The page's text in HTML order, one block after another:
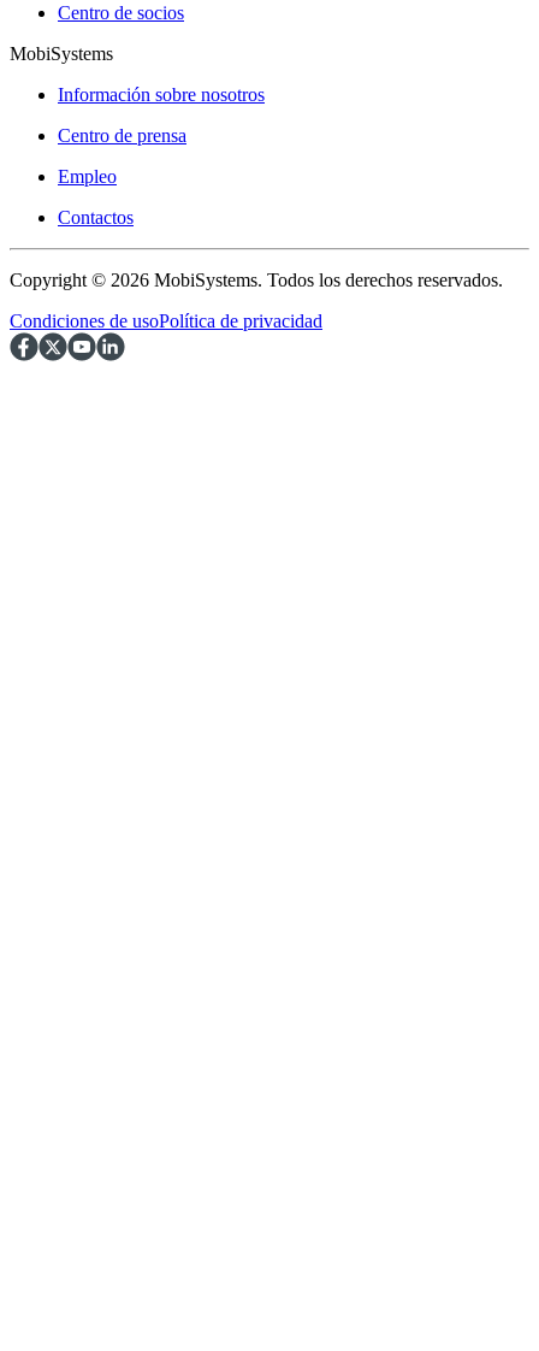
Centro de socios
MobiSystems
Información sobre nosotros
Centro de prensa
Empleo
Contactos
Copyright © 2026 MobiSystems. Todos los derechos reservados.
Condiciones de usoPolítica de privacidad